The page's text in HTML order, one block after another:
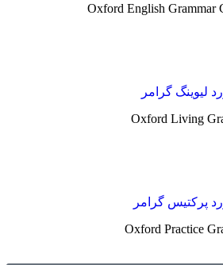
Oxford English Grammar
لیوینگ گرامر
Oxford Living
پرکتیس گرامر
Oxford Practice